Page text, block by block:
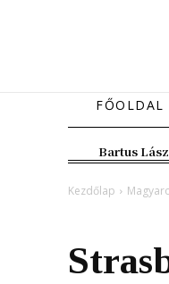
FŐOLDAL
Bartus
Kezdőlap